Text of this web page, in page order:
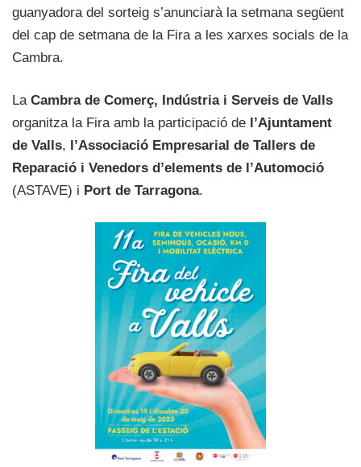
guanyadora del sorteig s’anunciarà la setmana següent
del cap de setmana de la Fira a les xarxes socials de la
Cambra.
La Cambra de Comerç, Indústria i Serveis de Valls
organitza la Fira amb la participació de l’Ajuntament
de Valls, l’Associació Empresarial de Tallers de
Reparació i Venedors d’elements de l’Automoció
(ASTAVE) i Port de Tarragona.